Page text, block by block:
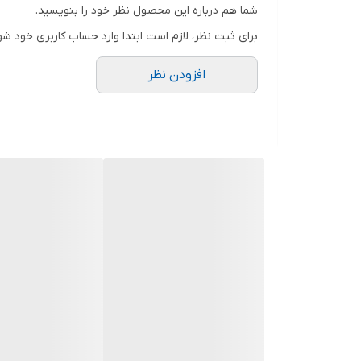
شما هم درباره این محصول نظر خود را بنویسید.
برای ثبت نظر، لازم است ابتدا وارد حساب کاربری خود
افزودن نظر